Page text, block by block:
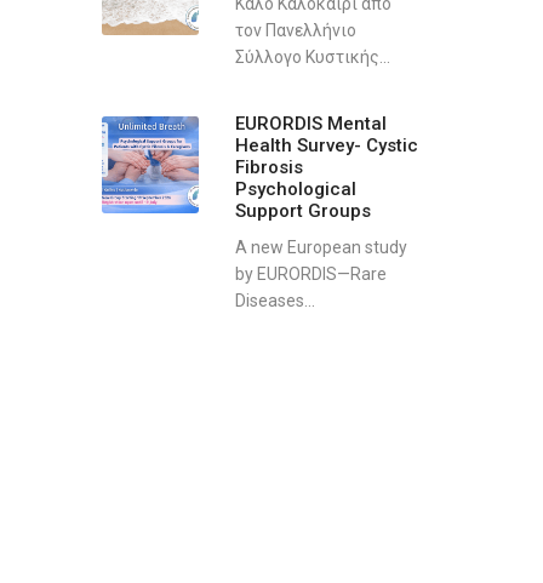
τον Πανελλήνιο
Σύλλογο Κυστικής...
EURORDIS Mental
Health Survey- Cystic
Fibrosis
Psychological
Support Groups
A new European study
by EURORDIS—Rare
Diseases...